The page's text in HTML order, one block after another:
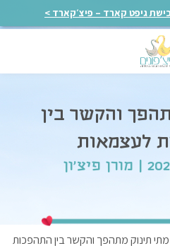
גיפט קארד – פיצ׳קארד >
והקשר בין
לעצמאות
מתי תינוק מתהפך והקשר בין התהפכות